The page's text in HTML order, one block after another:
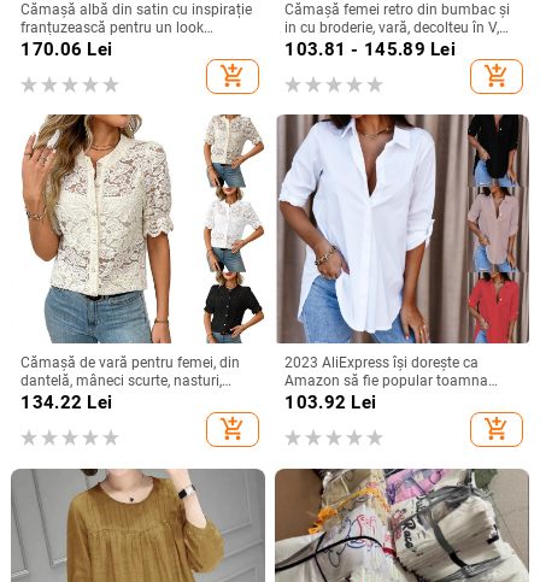
Cămașă albă din satin cu inspirație
franțuzească pentru un look
elegant la birou
170.06 Lei
add_shopping_cart
Cămașă femei retro din bumbac și
in cu broderie, vară, decolteu în V,
croială lejeră, culoare solidă,
103.81 - 145.89 Lei
add_shopping_cart
Cămașă de vară pentru femei, din
dantelă, mâneci scurte, nasturi,
imprimeu floral, croială lejeră, guler
rotund, din bumbac-poliester
134.22 Lei
add_shopping_cart
2023 AliExpress își dorește ca
Amazon să fie popular toamna
anului 2023, cămașă simplă cu
mânecă lungă și decolteu în V
pentru femei, cămașă pentru femei
103.92 Lei
add_shopping_cart